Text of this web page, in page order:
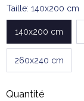
Taille: 140x200 cm
140x200 cm
260x240 cm
Quantité